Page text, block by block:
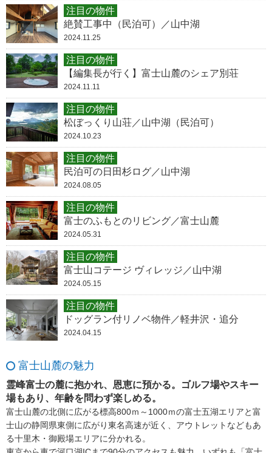
注目の物件
絶賛工事中（民泊可）／山中湖
2024.11.25
注目の物件
【編集長が行く】富士山麓のシェア別荘
2024.11.11
注目の物件
松ぼっくり山荘／山中湖（民泊可）
2024.10.23
注目の物件
民泊可の日田杉ログ／山中湖
2024.08.05
注目の物件
富士のふもとのリビング／富士山麓
2024.05.31
注目の物件
富士山コテージ ヴィレッジ／山中湖
2024.05.15
注目の物件
ドッグラン付リノベ物件／軽井沢・追分
2024.04.15
富士山麓の魅力
霊峰富士の麓に抱かれ、恩恵に預かる。ゴルフ場やスキー
場もあり、年齢を問わず楽しめる。
富士山麓の北側に広がる標高800ｍ～1000ｍの富士五湖エリアと富
士山の静岡県東側に広がり東名高速が近く、アウトレットなどもあ
る十里木・御殿場エリアに分かれる。